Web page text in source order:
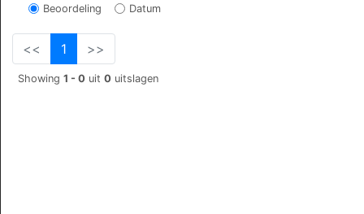
Beoordeling
Datum
<< 1 >>
Showing 1 - 0 uit 0 uitslagen